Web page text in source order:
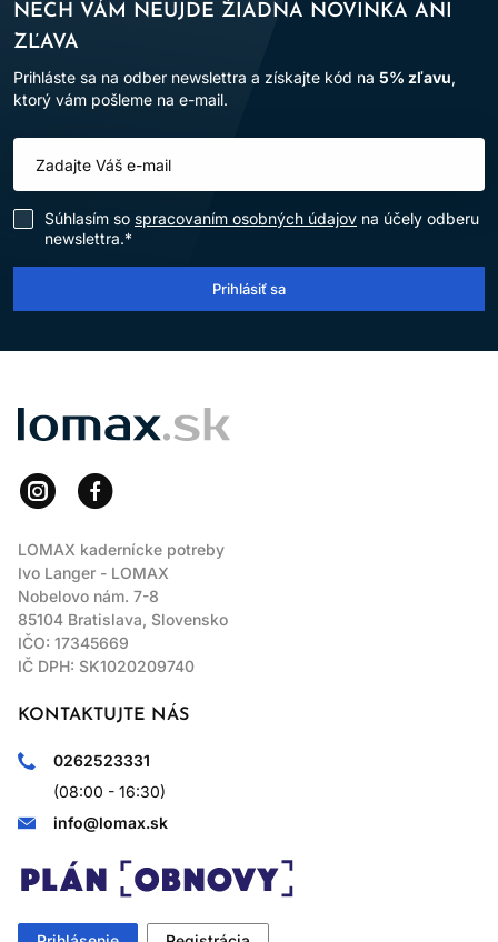
NECH VÁM NEUJDE ŽIADNA NOVINKA ANI
ZĽAVA
Prihláste sa na odber newslettra a získajte kód na 5% zľavu,
ktorý vám pošleme na e-mail.
Súhlasím so spracovaním osobných údajov na účely odberu
newslettra.*
Prihlásiť sa
LOMAX
LOMAX kadernícke potreby
Ivo Langer - LOMAX
Nobelovo nám. 7-8
85104 Bratislava, Slovensko
IČO: 17345669
IČ DPH: SK1020209740
KONTAKTUJTE NÁS
0262523331
(08:00 - 16:30)
info@lomax.sk